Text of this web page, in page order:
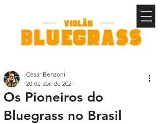
Os Pioneiros do
Bluegrass no Brasil
Cesar Benzoni
20 de abr. de 2021